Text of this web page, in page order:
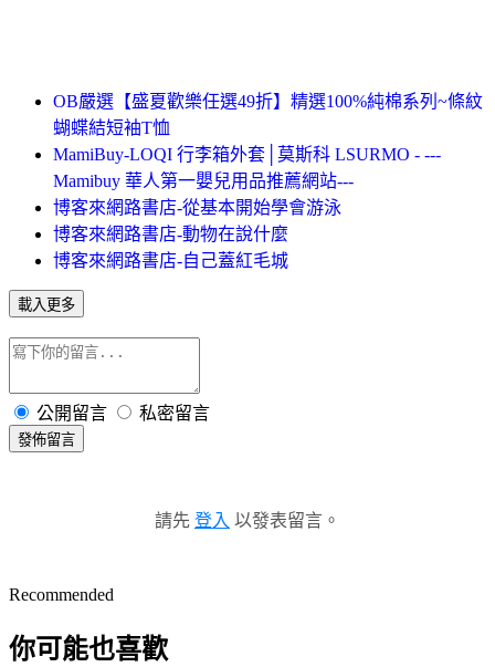
OB嚴選【盛夏歡樂任選49折】精選100%純棉系列~條紋
蝴蝶結短袖T恤
MamiBuy-LOQI 行李箱外套│莫斯科 LSURMO - ---
Mamibuy 華人第一嬰兒用品推薦網站---
博客來網路書店-從基本開始學會游泳
博客來網路書店-動物在說什麼
博客來網路書店-自己蓋紅毛城
載入更多
公開留言 私密留言
發佈留言
請先 登入 以發表留言。
Recommended
你可能也喜歡